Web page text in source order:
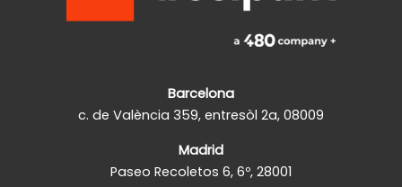
Barcelona
c. de València 359, entresòl 2a, 08009
Madrid
Paseo Recoletos 6, 6º, 28001